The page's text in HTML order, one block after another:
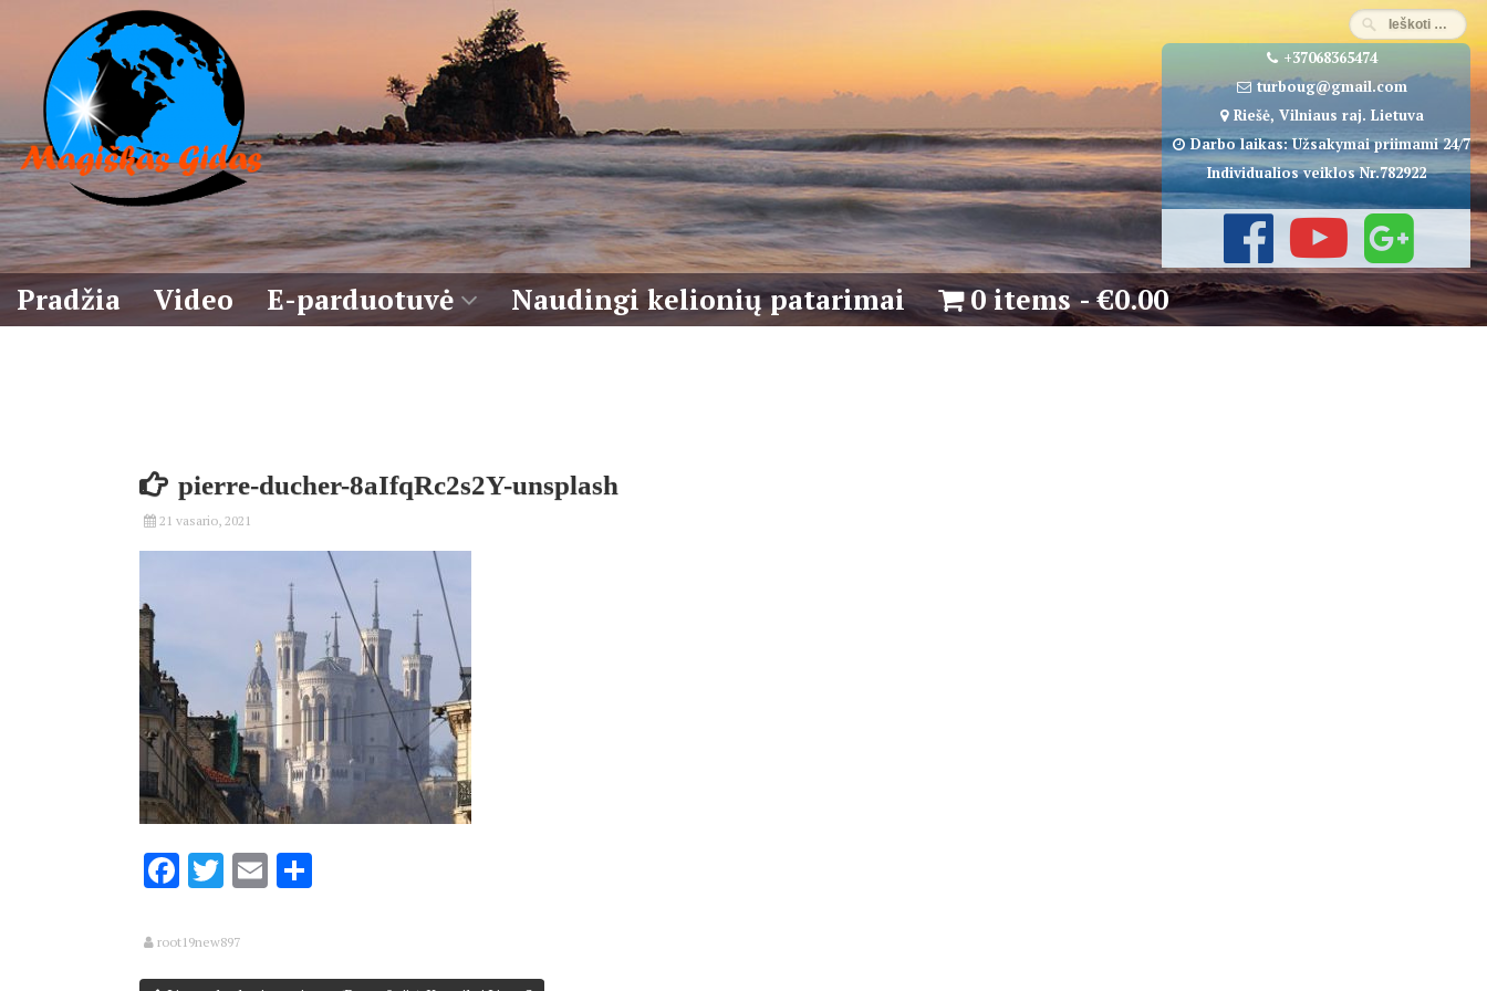
+37068365474
turboug@gmail.com
Riešė, Vilniaus raj. Lietuva
Darbo laikas: Užsakymai priimami 24/7
Individualios veiklos Nr.782922
Pradžia Video
E-parduotuvė
Naudingi kelionių patarimai 0 items €0.00
pierre-ducher-8aIfqRc2s2Y-unsplash
21 vasario, 2021
Facebook
Twitter
Email
root19new897